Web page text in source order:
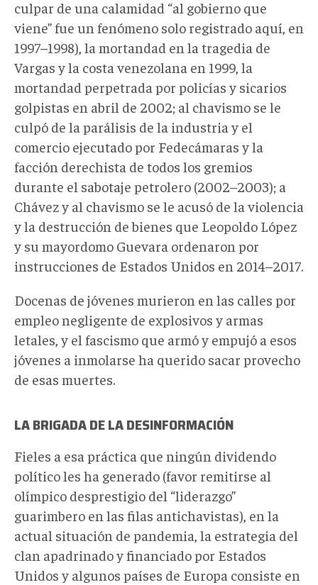
culpar de una calamidad “al gobierno que
viene” fue un fenómeno solo registrado aquí, en
1997–1998), la mortandad en la tragedia de
Vargas y la costa venezolana en 1999, la
mortandad perpetrada por policías y sicarios
golpistas en abril de 2002; al chavismo se le
culpó de la parálisis de la industria y el
comercio ejecutado por Fedecámaras y la
facción derechista de todos los gremios
durante el sabotaje petrolero (2002–2003); a
Chávez y al chavismo se le acusó de la violencia
y la destrucción de bienes que Leopoldo López
y su mayordomo Guevara ordenaron por
instrucciones de Estados Unidos en 2014–2017.
Docenas de jóvenes murieron en las calles por
empleo negligente de explosivos y armas
letales, y el fascismo que armó y empujó a esos
jóvenes a inmolarse ha querido sacar provecho
de esas muertes.
LA BRIGADA DE LA DESINFORMACIÓN
Fieles a esa práctica que ningún dividendo
político les ha generado (favor remitirse al
olímpico desprestigio del “liderazgo”
guarimbero en las filas antichavistas), en la
actual situación de pandemia, la estrategia del
clan apadrinado y financiado por Estados
Unidos y algunos países de Europa consiste en